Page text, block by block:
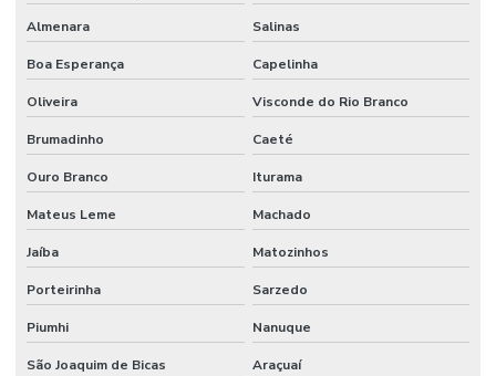
Almenara Salinas
Boa Esperança Capelinha
Oliveira Visconde do Rio Branco
Brumadinho Caeté
Ouro Branco Iturama
Mateus Leme Machado
Jaíba Matozinhos
Porteirinha Sarzedo
Piumhi Nanuque
São Joaquim de Bicas Araçuaí